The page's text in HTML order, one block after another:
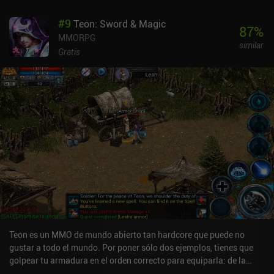
#9 Teon: Sword & Magic
MMORPG
Gratis
87%
similar
Teon es un MMO de mundo abierto tan hardcore que puede no
gustar a todo el mundo. Por poner sólo dos ejemplos, tienes que
golpear tu armadura en el orden correcto para equiparla: de la